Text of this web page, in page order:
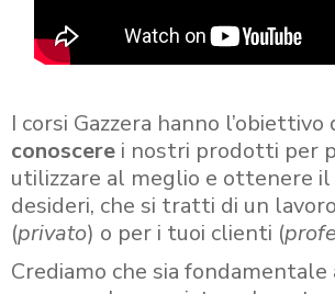
I corsi Gazzera hanno l’obiettivo
conoscere i nostri prodotti per
utilizzare al meglio e ottenere
desideri, che si tratti di un
(privato) o per i tuoi clienti (
Crediamo che sia fondamentale